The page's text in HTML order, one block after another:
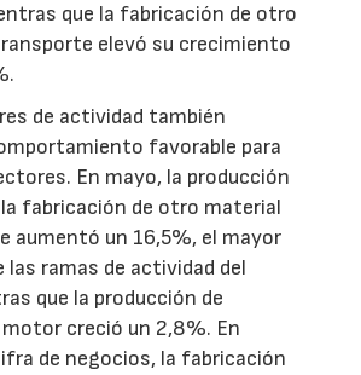
que la fabricación de otro
elevó su crecimiento
de actividad también
favorable para
En mayo, la producción
fabricación de otro material
aumentó un 16,5%, el mayor
las ramas de actividad del
que la producción de
creció un 2,8%. En
de negocios, la fabricación